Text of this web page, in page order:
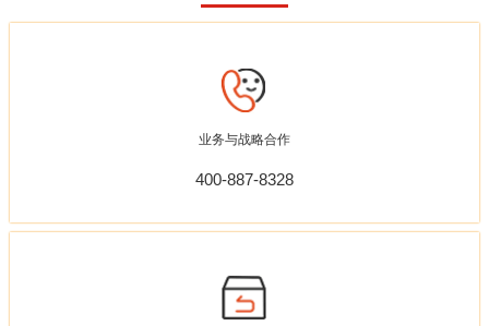
业务与战略合作
400-887-8328